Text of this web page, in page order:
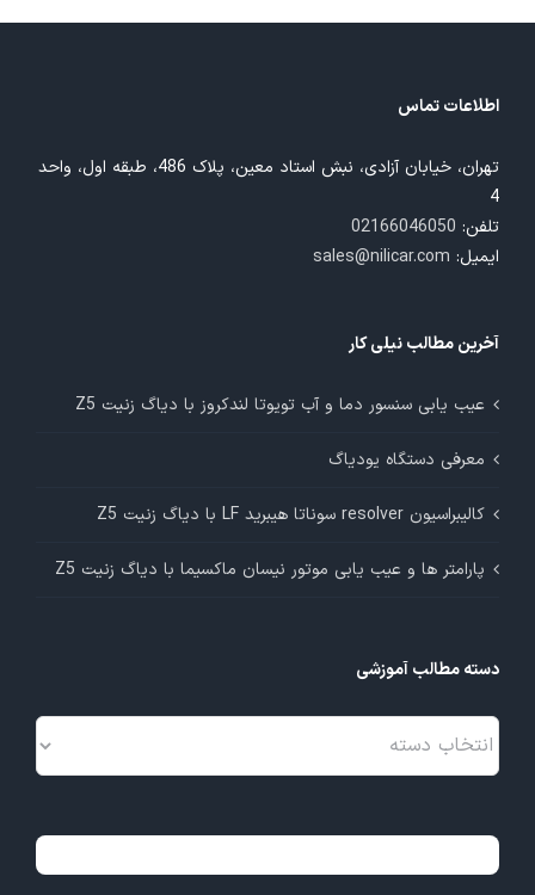
اطلاعات تماس
تهران، خیابان آزادی، نبش استاد معین، پلاک 486، طبقه اول، واحد
4
تلفن: 02166046050
ایمیل: sales@nilicar.com
آخرین مطالب نیلی کار
عیب یابی سنسور دما و آب تویوتا لندکروز با دیاگ زنیت Z5
معرفی دستگاه یودیاگ
کالیبراسیون resolver سوناتا هیبرید LF با دیاگ زنیت Z5
پارامتر ها و عیب یابی موتور نیسان ماکسیما با دیاگ زنیت Z5
دسته مطالب آموزشی
دسته